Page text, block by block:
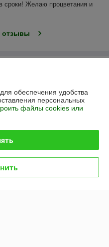
сроки! Желаю процветания и
отзывы
обеспечения удобства
персональных
файлы cookies или